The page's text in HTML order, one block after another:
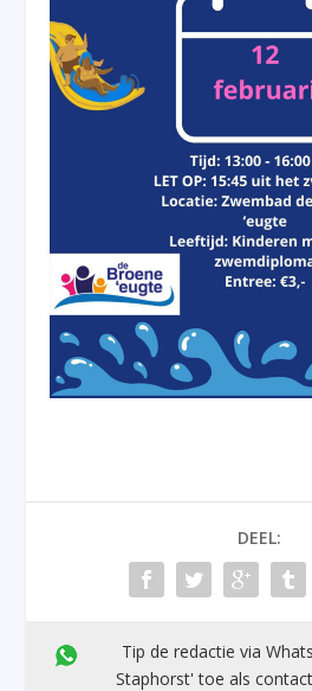
DEEL:
Tip de redactie via
Staphorst' toe als